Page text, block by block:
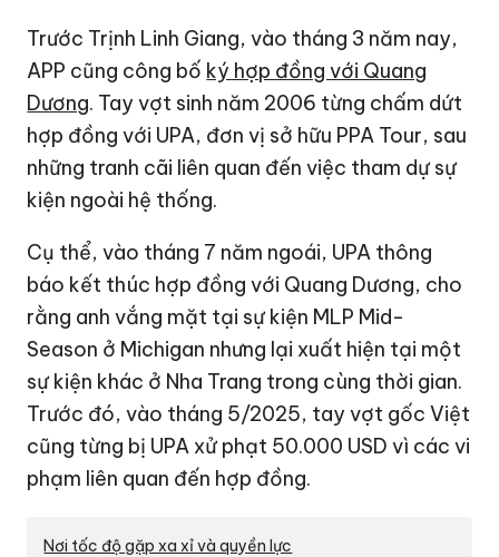
Trước Trịnh Linh Giang, vào tháng 3 năm nay,
APP cũng công bố ký hợp đồng với Quang
Dương. Tay vợt sinh năm 2006 từng chấm dứt
hợp đồng với UPA, đơn vị sở hữu PPA Tour, sau
những tranh cãi liên quan đến việc tham dự sự
kiện ngoài hệ thống.
Cụ thể, vào tháng 7 năm ngoái, UPA thông
báo kết thúc hợp đồng với Quang Dương, cho
rằng anh vắng mặt tại sự kiện MLP Mid-
Season ở Michigan nhưng lại xuất hiện tại một
sự kiện khác ở Nha Trang trong cùng thời gian.
Trước đó, vào tháng 5/2025, tay vợt gốc Việt
cũng từng bị UPA xử phạt 50.000 USD vì các vi
phạm liên quan đến hợp đồng.
Nơi tốc độ gặp xa xỉ và quyền lực